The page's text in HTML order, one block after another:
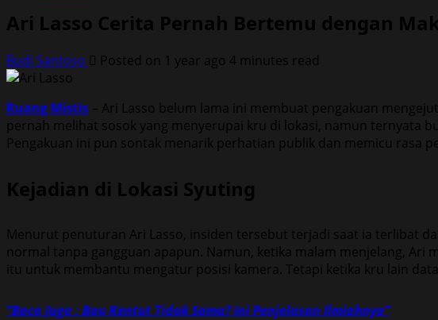
Ari Lasso Cerita Pernah Bertemu dengan
Budi Santoso Posted on 1 year ago 4 minutes read
Ruang Mistis – Ari Lasso belum lama ini membuat pengakuan
pernah melihat sosok yang menyerupai kru di lokasi, namun ternyata
Pengakuan ini pun sontak menarik perhatian publik dan memicu rasa
Kejadian di Lokasi Syuting
Menurut penuturan Ari Lasso, insiden tersebut terjadi saat ia terlibat
normal tanpa gangguan apapun. Namun, ketika malam menjelang,
itu untuk membantu mengatur posisi kamera. Tetapi ketika kru lain
“Baca Juga : Bau Kentut Tidak Sama? Ini Penjelasan Ilmiahnya”